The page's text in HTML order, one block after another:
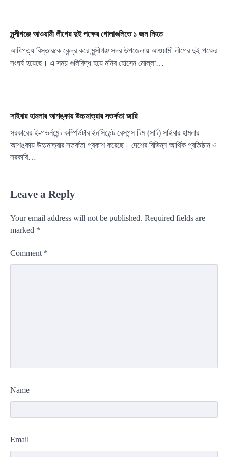
মুন্সীগঞ্জে আওয়ামী লীগের দুই পক্ষের গোলাগুলিতে ১ জন নিহত
আধিপত্য বিস্তারকে কেন্দ্র করে মুন্সীগঞ্জ সদর উপজেলায় আওয়ামী লীগের দুই পক্ষের
সংঘর্ষ হয়েছে। এ সময় গুলিবিদ্ধ হয়ে মনির হোসেন মোল্লা…
সাইবার হামলার আশঙ্কায় উচ্চমাত্রার সতর্কতা জারি
সরকারের ই-গভর্নমেন্ট কম্পিউটার ইনসিডেন্ট রেসপন্স টিম (সার্ট) সাইবার হামলার
আশঙ্কায় উচ্চমাত্রার সতর্কতা প্রকাশ করেছে। দেশের বিভিন্ন আর্থিক প্রতিষ্ঠান ও
সরকারি…
Leave a Reply
Your email address will not be published. Required fields are
marked *
Comment *
Name
Email